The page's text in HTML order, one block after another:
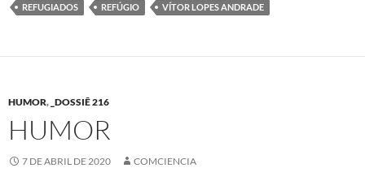
REFUGIADOS
REFÚGIO VÍTOR LOPES ANDRADE
HUMOR, _DOSSIÊ 216
HUMOR
7 DE ABRIL DE 2020 COMCIENCIA